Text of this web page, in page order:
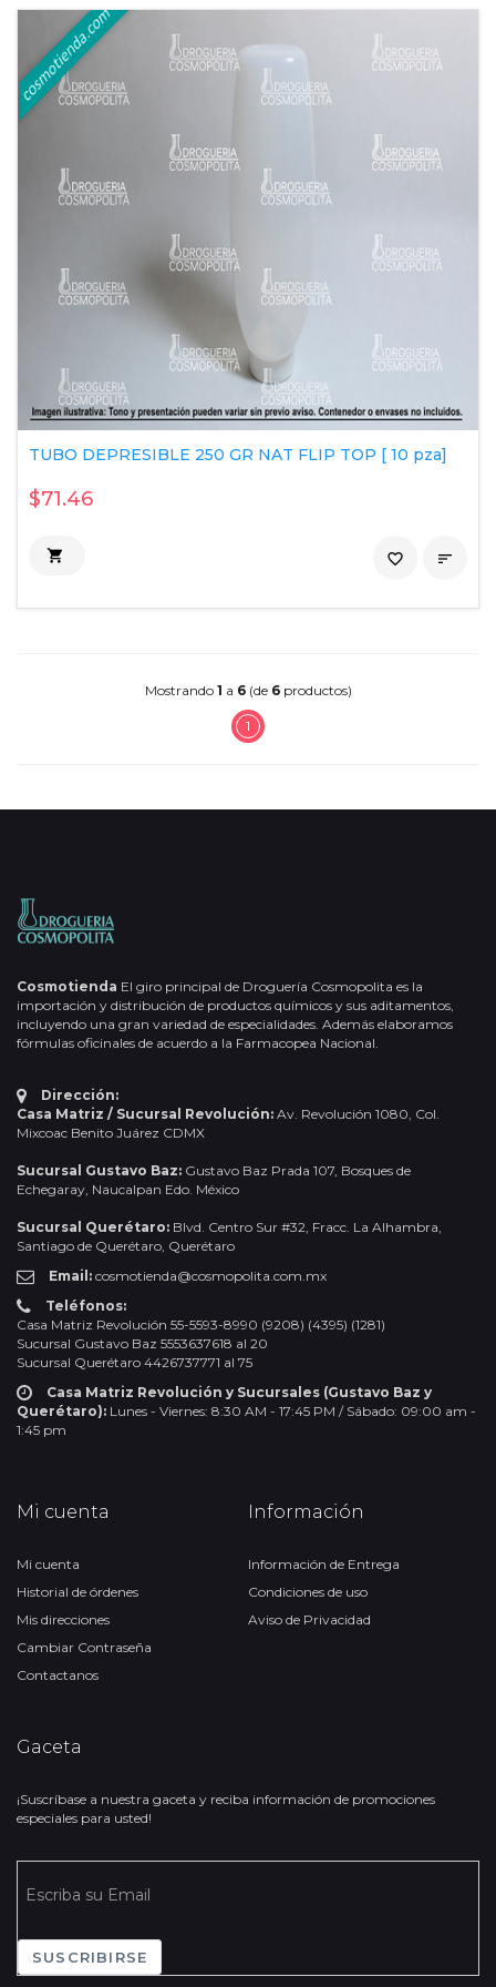
TUBO DEPRESIBLE 250 GR NAT FLIP TOP [ 10 pza]
$71.46
 
favorite_border
Mostrando 1 a 6(de 6productos)
1
Cosmotienda El giro principal de Droguería Cosmopolita es la
importación y distribución de productos químicos y sus aditamentos,
incluyendo una gran variedad de especialidades. Además elaboramos
fórmulas oficinales de acuerdo a la Farmacopea Nacional.
Dirección:
Casa Matriz / Sucursal Revolución: Av. Revolución 1080, Col.
Mixcoac Benito Juárez CDMX
Sucursal Gustavo Baz: Gustavo Baz Prada 107, Bosques de
Echegaray, Naucalpan Edo. México
Sucursal Querétaro: Blvd. Centro Sur #32, Fracc. La Alhambra,
Santiago de Querétaro, Querétaro
Email: cosmotienda@cosmopolita.com.mx
Teléfonos:
Casa Matriz Revolución 55-5593-8990 (9208) (4395) (1281)
Sucursal Gustavo Baz 5553637618 al 20
Sucursal Querétaro 4426737771 al 75
Casa Matriz Revolución y Sucursales (Gustavo Baz y
Querétaro): Lunes - Viernes: 8:30 AM - 17:45 PM / Sábado: 09:00 am -
1:45 pm
Mi cuenta
Mi cuenta
Historial de órdenes
Mis direcciones
Cambiar Contraseña
Contactanos
Información
Información de Entrega
Condiciones de uso
Aviso de Privacidad
Gaceta
¡Suscríbase a nuestra gaceta y reciba información de promociones
especiales para usted!
SUSCRIBIRSE